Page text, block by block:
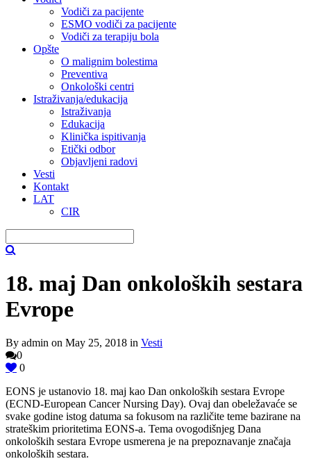
Vodiči za pacijente
ESMO vodiči za pacijente
Vodiči za terapiju bola
Opšte
O malignim bolestima
Preventiva
Onkološki centri
Istraživanja/edukacija
Istraživanja
Edukacija
Klinička ispitivanja
Etički odbor
Objavljeni radovi
Vesti
Kontakt
LAT
CIR
18. maj Dan onkoloških sestara
Evrope
By admin on May 25, 2018 in Vesti
0
0
EONS je ustanovio 18. maj kao Dan onkoloških sestara Evrope
(ECND-European Cancer Nursing Day). Ovaj dan obeležavaće se
svake godine istog datuma sa fokusom na različite teme bazirane na
strateškim prioritetima EONS-a. Tema ovogodišnjeg Dana
onkoloških sestara Evrope usmerena je na prepoznavanje značaja
onkoloških sestara.